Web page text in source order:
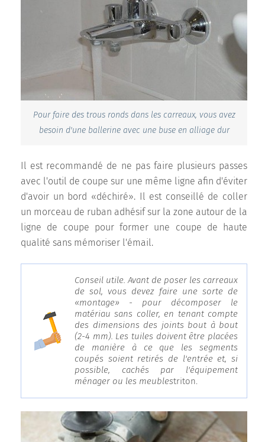
Pour faire des trous ronds dans les carreaux, vous avez
besoin d'une ballerine avec une buse en alliage dur
Il est recommandé de ne pas faire plusieurs passes
avec l'outil de coupe sur une même ligne afin d'éviter
d'avoir un bord «déchiré». Il est conseillé de coller
un morceau de ruban adhésif sur la zone autour de la
ligne de coupe pour former une coupe de haute
qualité sans mémoriser l'émail.
Conseil utile. Avant de poser les carreaux
de sol, vous devez faire une sorte de
«montage» - pour décomposer le
matériau sans coller, en tenant compte
des dimensions des joints bout à bout
(2-4 mm). Les tuiles doivent être placées
de manière à ce que les segments
coupés soient retirés de l'entrée et, si
possible, cachés par l'équipement
ménager ou les meublestriton.